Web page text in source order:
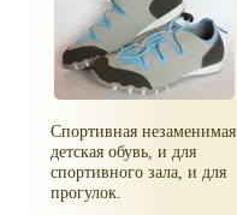
Спортивная незаменимая
детская обувь, и для
спортивного зала, и для
прогулок.